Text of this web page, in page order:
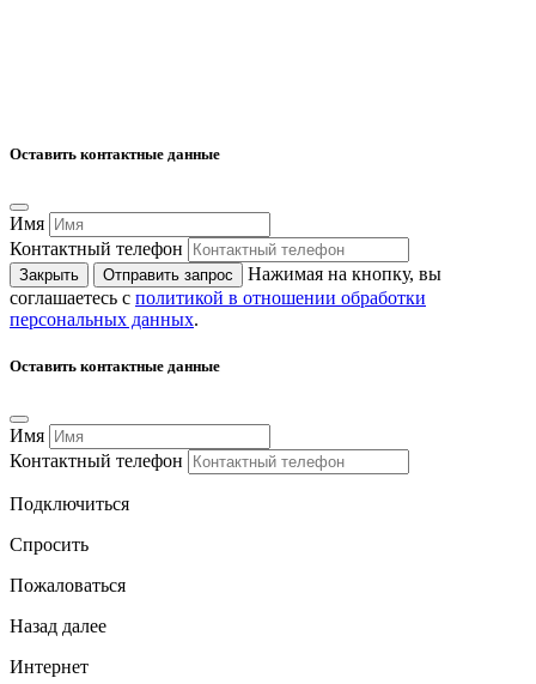
Оставить контактные данные
Имя
Контактный телефон
Закрыть Отправить запрос
Нажимая на кнопку, вы
соглашаетесь с политикой в отношении обработки
персональных данных.
Оставить контактные данные
Имя
Контактный телефон
Подключиться
Спросить
Пожаловаться
Назад далее
Интернет